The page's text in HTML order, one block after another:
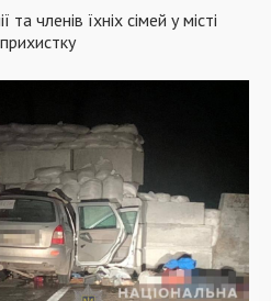
та членів їхніх сімей у місті